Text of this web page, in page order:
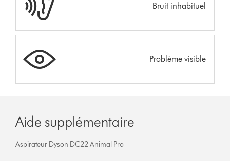
Bruit inhabituel
Problème visible
Aide supplémentaire
Aspirateur Dyson DC22 Animal Pro